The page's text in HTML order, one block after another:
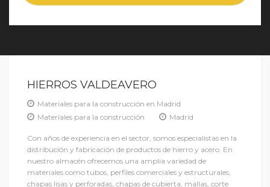
HIERROS VALDEAVERO
Materiales para la construcción en Madrid
Materiales para la construcción
Madrid
Con años de experiencia en el sector, somos especialistas en la
distribución y fabricación de productos de hierro y acero. En
nuestro almacén ofrecemos una amplia variedad de
materiales como tubos, perfiles comerciales y estructurales,
chapas lisas y perforadas, chapas de cubierta, mallas, corte